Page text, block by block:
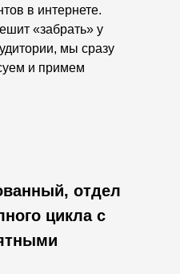
в интернете.
«забрать» у
мы сразу
и примем
отдел
цикла с